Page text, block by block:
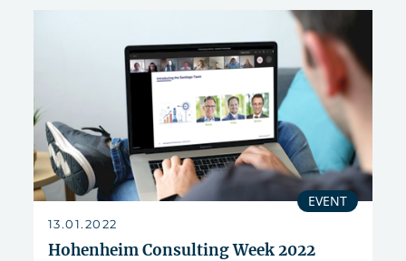
EVENT
13.01.2022
Hohenheim Consulting Week 2022